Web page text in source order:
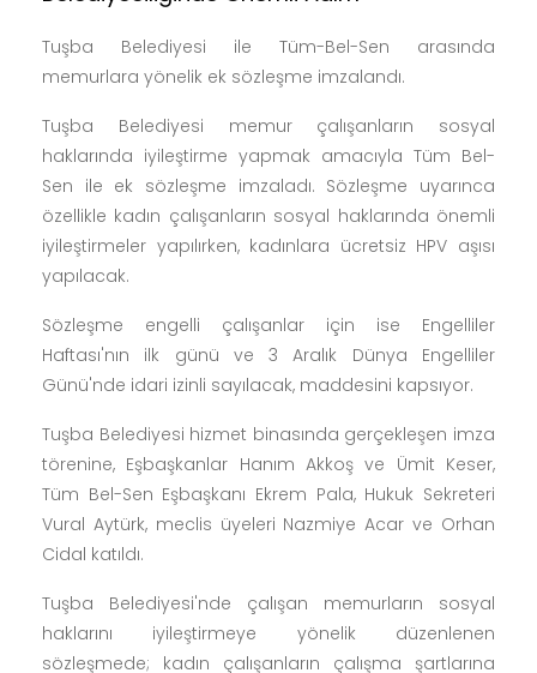
Tuşba Belediyesi’nden Kadın
Belediyeciliğinde Önemli Adım
Tuşba Belediyesi ile Tüm-Bel-Sen arasında
memurlara yönelik ek sözleşme imzalandı.
Tuşba Belediyesi memur çalışanların sosyal
haklarında iyileştirme yapmak amacıyla Tüm Bel-
Sen ile ek sözleşme imzaladı. Sözleşme uyarınca
özellikle kadın çalışanların sosyal haklarında önemli
iyileştirmeler yapılırken, kadınlara ücretsiz HPV aşısı
yapılacak.
Sözleşme engelli çalışanlar için ise Engelliler
Haftası'nın ilk günü ve 3 Aralık Dünya Engelliler
Günü'nde idari izinli sayılacak, maddesini kapsıyor.